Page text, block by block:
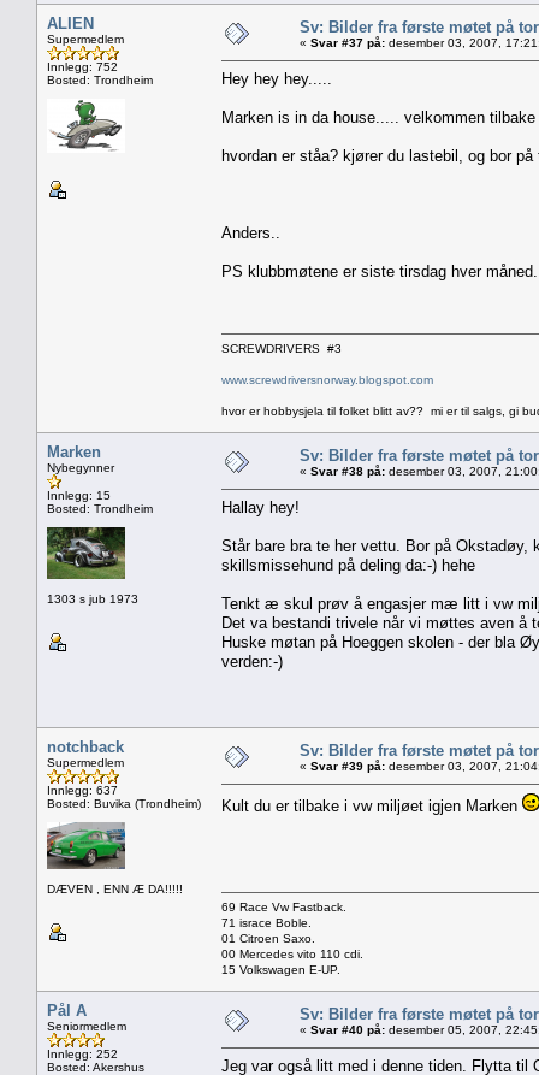
ALIEN
Supermedlem
Innlegg: 752
Bosted: Trondheim
Sv: Bilder fra første møtet på
« Svar #37 på: desember 03, 2007,
Hey hey hey.....
Marken is in da house..... velkommen
hvordan er ståa? kjører du lastebil, og bor på
Anders..
PS klubbmøtene er siste tirsdag hver
SCREWDRIVERS #3
www.screwdriversnorway.blogspot.com
hvor er hobbysjela til folket blitt av?? mi er til salgs, gi
Marken
Nybegynner
Innlegg: 15
Bosted: Trondheim
1303 s jub 1973
Sv: Bilder fra første møtet på
« Svar #38 på: desember 03, 2007,
Hallay hey!
Står bare bra te her vettu. Bor på
skillsmissehund på deling da:-) hehe
Tenkt æ skul prøv å engasjer mæ litt i vw
Det va bestandi trivele når vi møttes aven å
Huske møtan på Hoeggen skolen - der bla
verden:-)
notchback
Supermedlem
Innlegg: 637
Bosted: Buvika (Trondheim)
DÆVEN , ENN Æ DA!!!!!
Sv: Bilder fra første møtet på
« Svar #39 på: desember 03, 2007,
Kult du er tilbake i vw miljøet igjen Marken
69 Race Vw Fastback.
71 israce Boble.
01 Citroen Saxo.
00 Mercedes vito 110 cdi.
15 Volkswagen E-UP.
Pål A
Seniormedlem
Innlegg: 252
Bosted: Akershus
Sv: Bilder fra første møtet på
« Svar #40 på: desember 05, 2007,
Jeg var også litt med i denne tiden. Flytta til